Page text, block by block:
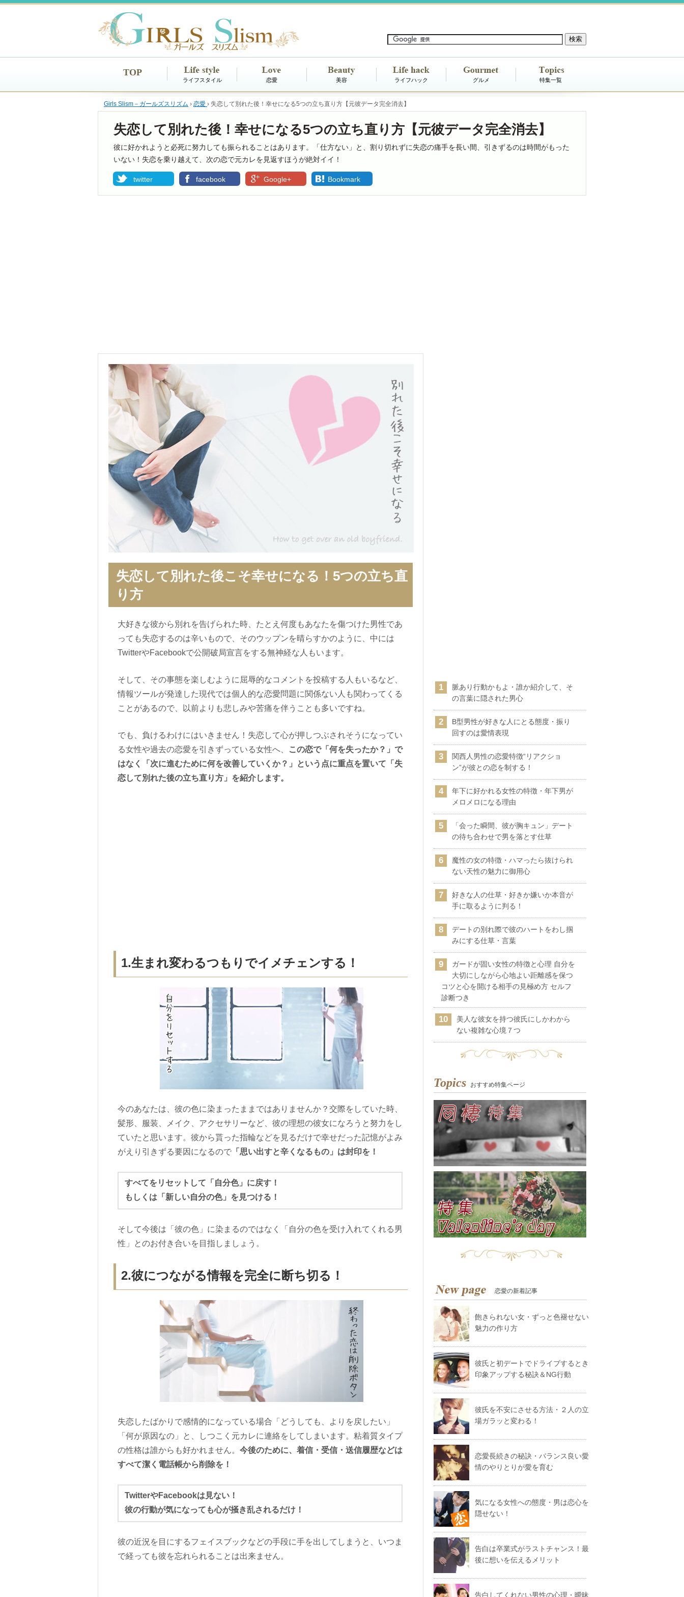
TOP
ライフスタイル 恋愛 美容 ライフハック グルメ 特集一覧
Girls Slism－ガールズスリズム › 恋愛 › 失恋して別れた後！幸せになる5つの立ち直り方【元彼データ完全消去】
失恋して別れた後！幸せになる5つの立ち直り方【元彼データ完全消去】
彼に好かれようと必死に努力しても振られることはあります。「仕方ない」と、割り切れずに失恋の痛手を長い間、引きずるのは時間がもった
いない！失恋を乗り越えて、次の恋で元カレを見返すほうが絶対イイ！
twitter facebook Google+ Bookmark
失恋して別れた後こそ幸せになる！5つの立ち直
り方
大好きな彼から別れを告げられた時、たとえ何度もあなたを傷つけた男性であ
っても失恋するのは辛いもので、そのウップンを晴らすかのように、中には
TwitterやFacebookで公開破局宣言をする無神経な人もいます。
そして、その事態を楽しむように屈辱的なコメントを投稿する人もいるなど、
情報ツールが発達した現代では個人的な恋愛問題に関係ない人も関わってくる
ことがあるので、以前よりも悲しみや苦痛を伴うことも多いですね。
でも、負けるわけにはいきません！失恋して心が押しつぶされそうになってい
る女性や過去の恋愛を引きずっている女性へ、
この恋で「何を失ったか？」で
はなく「次に進むために何を改善していくか？」という点に重点を置いて「失
恋して別れた後の立ち直り方」を紹介します。
1.生まれ変わるつもりでイメチェンする！
今のあなたは、彼の色に染まったままではありませんか？交際をしていた時、
髪形、服装、メイク、アクセサリーなど、彼の理想の彼女になろうと努力をし
ていたと思います。彼から貰った指輪などを見るだけで幸せだった記憶がよみ
がえり引きずる要因になるので 「思い出すと辛くなるもの」は封印を！
すべてをリセットして「自分色」に戻す！
もしくは「新しい自分の色」を見つける！
そして今後は「彼の色」に染まるのではなく「自分の色を受け入れてくれる男
性」とのお付き合いを目指しましょう。
2.彼につながる情報を完全に断ち切る！
失恋したばかりで感情的になっている場合「どうしても、よりを戻したい」
「何が原因なの」と、しつこく元カレに連絡をしてしまいます。粘着質タイプ
の性格は誰からも好かれません。 今後のために、着信・受信・送信履歴などは
すべて潔く電話帳から削除を！
TwitterやFacebookは見ない！
彼の行動が気になっても心が掻き乱されるだけ！
彼の近況を目にするフェイスブックなどの手段に手を出してしまうと、いつま
で経っても彼を忘れられることは出来ません。
脈あり行動かもよ・誰か紹介して、そ
の言葉に隠された男心
B型男性が好きな人にとる態度・振り
回すのは愛情表現
関西人男性の恋愛特徴“リアクショ
ン”が彼との恋を制する！
年下に好かれる女性の特徴・年下男が
メロメロになる理由
「会った瞬間、彼が胸キュン」デート
の待ち合わせで男を落とす仕草
魔性の女の特徴・ハマったら抜けられ
ない天性の魅力に御用心
好きな人の仕草・好きか嫌いか本音が
手に取るように判る！
デートの別れ際で彼のハートをわし掴
みにする仕草・言葉
ガードが固い女性の特徴と心理 自分を
大切にしながら心地よい距離感を保つ
コツと心を開ける相手の見極め方 セルフ
診断つき
美人な彼女を持つ彼氏にしかわから
ない複雑な心境７つ
Topics おすすめ特集ページ
恋愛の新着記事
飽きられない女・ずっと色褪せない
魅力の作り方
彼氏と初デートでドライブするとき
印象アップする秘訣＆NG行動
彼氏を不安にさせる方法・２人の立
場ガラッと変わる！
恋愛長続きの秘訣・バランス良い愛
情のやりとりが愛を育む
気になる女性への態度・男は恋心を
隠せない！
告白は卒業式がラストチャンス！最
後に想いを伝えるメリット
告白してくれない男性の心理・曖昧